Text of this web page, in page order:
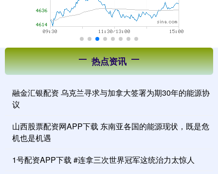
热点资讯
融金汇银配资 乌克兰寻求与加拿大签署为期30年的能源协
议
山西股票配资网APP下载 东南亚各国的能源现状，既是危
机也是机遇
1号配资APP下载 #连拿三次世界冠军这统治力太惊人